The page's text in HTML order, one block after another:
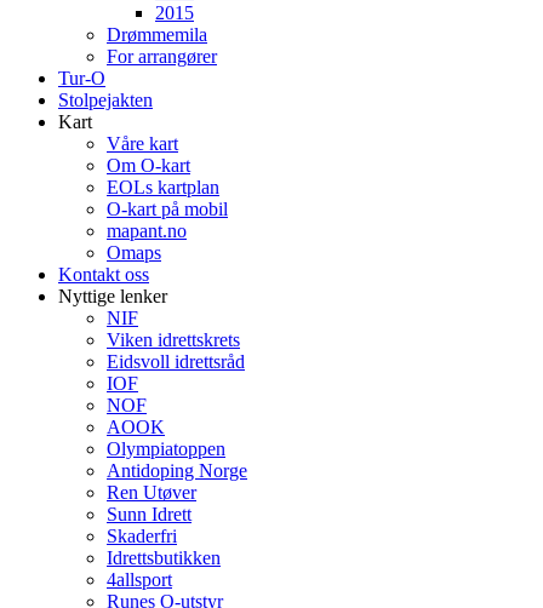
2015
Drømmemila
For arrangører
Tur-O
Stolpejakten
Kart
Våre kart
Om O-kart
EOLs kartplan
O-kart på mobil
mapant.no
Omaps
Kontakt oss
Nyttige lenker
NIF
Viken idrettskrets
Eidsvoll idrettsråd
IOF
NOF
AOOK
Olympiatoppen
Antidoping Norge
Ren Utøver
Sunn Idrett
Skaderfri
Idrettsbutikken
4allsport
Runes O-utstyr